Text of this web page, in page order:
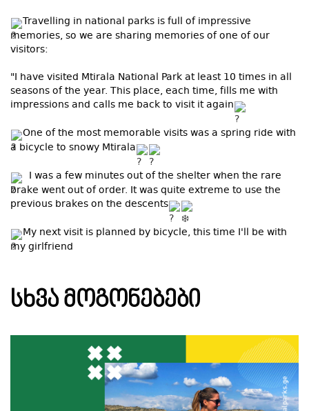
Travelling in national parks is full of impressive
memories, so we are sharing memories of one of our
visitors:
"I have visited Mtirala National Park at least 10 times in all
seasons of the year. This place, each time, fills me with
impressions and calls me back to visit it again
One of the most memorable visits was a spring ride with
a bicycle to snowy Mtirala
I was a few minutes out of the shelter when the rare
brake went out of order. It was quite extreme to use the
previous brakes on the descents
My next visit is planned by bicycle, this time I'll be with
my girlfriend
ᲡᲮᲕᲐ ᲛᲝᲒᲝᲜᲔᲑᲔᲑᲘ